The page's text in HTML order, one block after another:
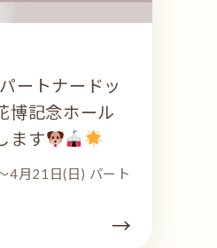
トナードッ
博記念ホール
ます
4月21日(日) パート
→